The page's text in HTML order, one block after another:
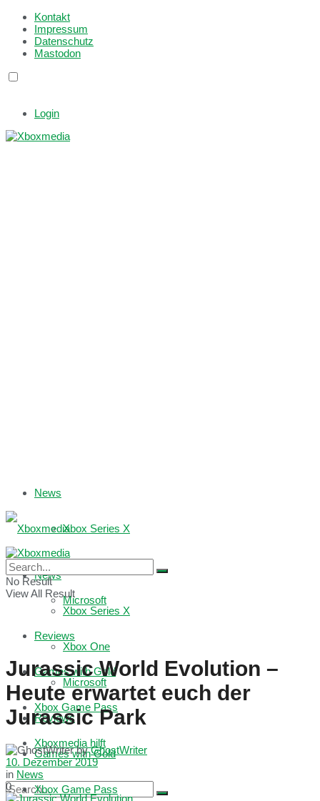
Kontakt
Impressum
Datenschutz
Mastodon
Login
News
Xbox Series X
Microsoft
Reviews
Games with Gold
Xbox Game Pass
Xboxmedia hilft
News
Xbox Series X
Xbox One
Microsoft
Reviews
Games with Gold
Xbox Game Pass
No Result
View All Result
Jurassic World Evolution –
Heute erwartet euch der
Jurassic Park
by GhostWriter
10. Dezember 2019
in News
0